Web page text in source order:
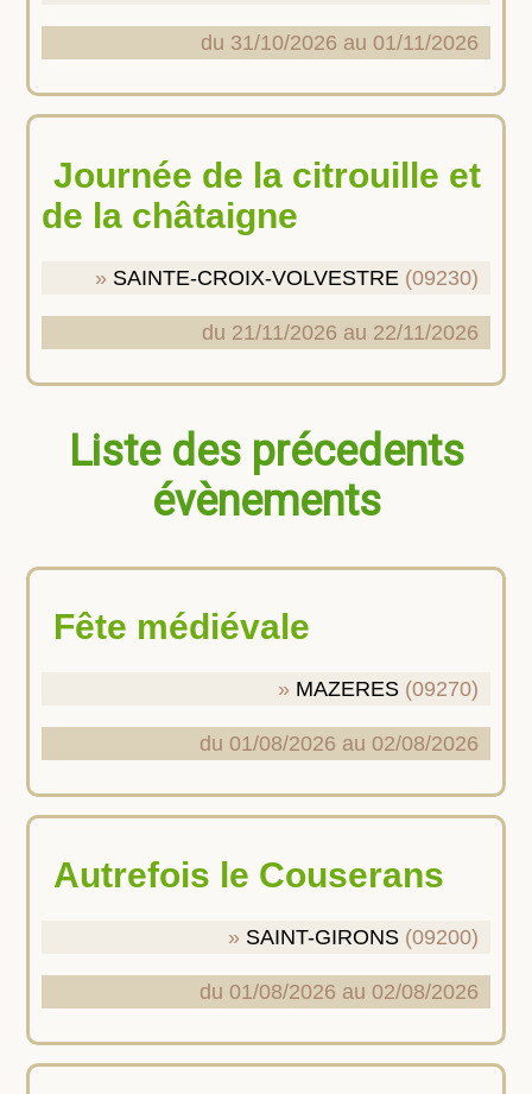
du 31/10/2026 au 01/11/2026
Journée de la citrouille et
de la châtaigne
SAINTE-CROIX-VOLVESTRE (09230)
du 21/11/2026 au 22/11/2026
Liste des précedents
évènements
Fête médiévale
MAZERES (09270)
du 01/08/2026 au 02/08/2026
Autrefois le Couserans
SAINT-GIRONS (09200)
du 01/08/2026 au 02/08/2026